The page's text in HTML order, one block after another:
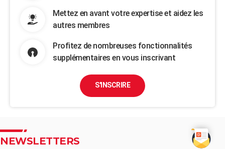
Mettez en avant votre expertise et aidez les
autres membres
Profitez de nombreuses fonctionnalités
supplémentaires en vous inscrivant
S'INSCRIRE
NEWSLETTERS